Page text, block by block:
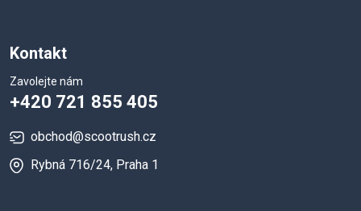
Kontakt
Zavolejte nám
+420 721 855 405
obchod@scootrush.cz
Rybná 716/24, Praha 1